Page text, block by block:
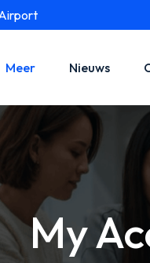
Meer Nieuws
My